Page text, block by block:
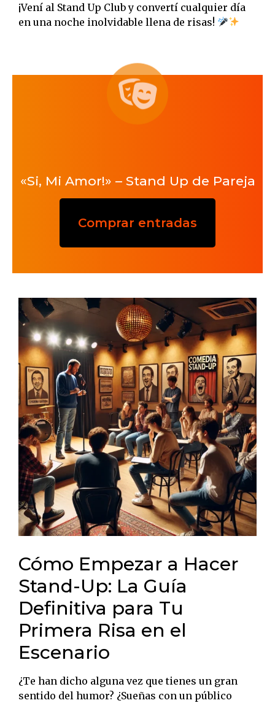
¡Vení al Stand Up Club y convertí cualquier día
en una noche inolvidable llena de risas!
«Si, Mi Amor!» – Stand Up de Pareja
Comprar entradas
Cómo Empezar a Hacer
Stand-Up: La Guía
Definitiva para Tu
Primera Risa en el
Escenario
¿Te han dicho alguna vez que tienes un gran
sentido del humor? ¿Sueñas con un público